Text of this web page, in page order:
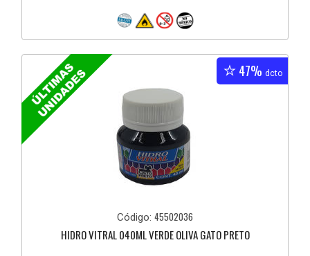
47% dcto
Código: 45502036
HIDRO VITRAL 040ML VERDE OLIVA GATO PRETO